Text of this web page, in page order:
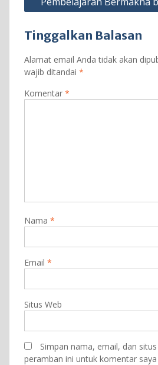
Tinggalkan Balasan
Alamat email Anda tidak akan
wajib ditandai *
Komentar *
Nama *
Email *
Situs Web
Simpan nama, email, dan
peramban ini untuk komentar